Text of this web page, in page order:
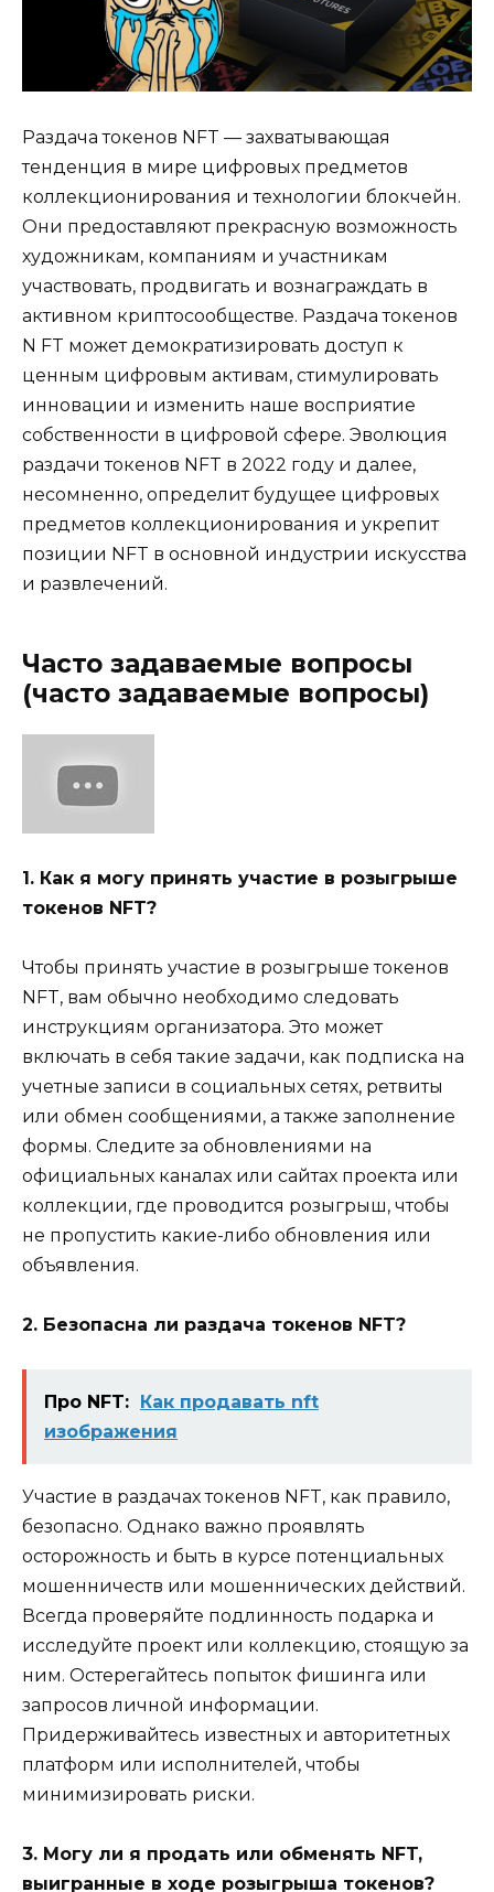
Раздача токенов NFT — захватывающая
тенденция в мире цифровых предметов
коллекционирования и технологии блокчейн.
Они предоставляют прекрасную возможность
художникам, компаниям и участникам
участвовать, продвигать и вознаграждать в
активном криптосообществе. Раздача токенов
N FT может демократизировать доступ к
ценным цифровым активам, стимулировать
инновации и изменить наше восприятие
собственности в цифровой сфере. Эволюция
раздачи токенов NFT в 2022 году и далее,
несомненно, определит будущее цифровых
предметов коллекционирования и укрепит
позиции NFT в основной индустрии искусства
и развлечений.
Часто задаваемые вопросы
(часто задаваемые вопросы)
1. Как я могу принять участие в розыгрыше
токенов NFT?
Чтобы принять участие в розыгрыше токенов
NFT, вам обычно необходимо следовать
инструкциям организатора. Это может
включать в себя такие задачи, как подписка на
учетные записи в социальных сетях, ретвиты
или обмен сообщениями, а также заполнение
формы. Следите за обновлениями на
официальных каналах или сайтах проекта или
коллекции, где проводится розыгрыш, чтобы
не пропустить какие-либо обновления или
объявления.
2. Безопасна ли раздача токенов NFT?
Про NFT:
Как продавать nft
изображения
Участие в раздачах токенов NFT, как правило,
безопасно. Однако важно проявлять
осторожность и быть в курсе потенциальных
мошенничеств или мошеннических действий.
Всегда проверяйте подлинность подарка и
исследуйте проект или коллекцию, стоящую за
ним. Остерегайтесь попыток фишинга или
запросов личной информации.
Придерживайтесь известных и авторитетных
платформ или исполнителей, чтобы
минимизировать риски.
3. Могу ли я продать или обменять NFT,
выигранные в ходе розыгрыша токенов?